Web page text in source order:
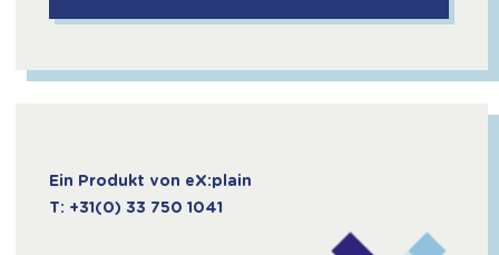
Ein Produkt von eX:plain
T: +31(0) 33 750 1041